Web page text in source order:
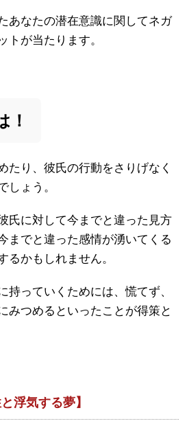
あなたの潜在意識に関してネガ
トが当たります。
！
たり、彼氏の行動をさりげなく
しょう。
氏に対して今までと違った見方
までと違った感情が湧いてくる
るかもしれません。
持っていくためには、慌てず、
みつめるといったことが得策と
浮気する夢】